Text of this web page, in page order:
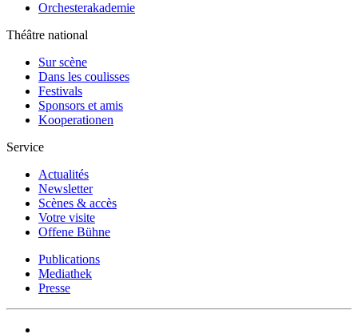
Orchesterakademie
Théâtre national
Sur scène
Dans les coulisses
Festivals
Sponsors et amis
Kooperationen
Service
Actualités
Newsletter
Scènes & accès
Votre visite
Offene Bühne
Publications
Mediathek
Presse